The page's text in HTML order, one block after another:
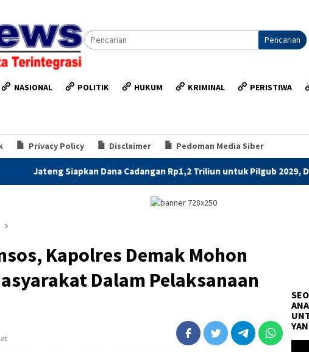
Pencarian
NASIONAL POLITIK HUKUM KRIMINAL PERISTIWA
Privacy Policy Disclaimer Pedoman Media Siber
Cadangan Rp1,2 Triliun untuk Pilgub 2029, Disisihkan Bertahap
Kapolres Demak Mohon
Dalam Pelaksanaan